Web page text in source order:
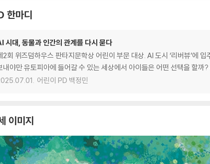
한마디
시대, 동물과 인간의 관계를 다시 묻다
2회 위즈덤하우스 판타지문학상 어린이 부문 대상. AI 도시 ‘리버뷰’에
내야만 유토피아에 들어갈 수 있는 세상에서 아이들은 어떤 선택을 할까
어린이 PD 백정민
이미지